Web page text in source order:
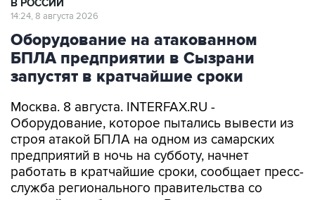
Оборудование на атакованном
БПЛА предприятии в Сызрани
запустят в кратчайшие сроки
Москва. 8 августа. INTERFAX.RU -
строя атакой БПЛА на одном из самарских
предприятий в ночь на субботу, начнет
работать в кратчайшие сроки, сообщает пресс-
служба регионального правительства со
ссылкой на губернатора Вячеслава
Федорищева.